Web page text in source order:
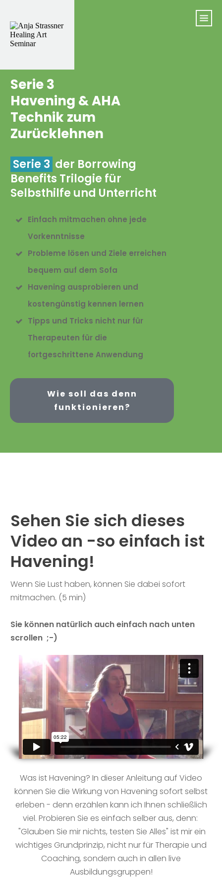
Serie 3
Havening & AHA
Technik zum
Zurücklehnen
Serie 3 der Borrowing
Benefits Trilogie für
Selbsthilfe und Unterricht
Einfach mitmachen ohne jede
Vorkenntnisse
Probleme lösen und Ziele erreichen
bequem auf dem Sofa
Havening ausprobieren und
kostengünstig kennen lernen
Tipps und Tricks nicht nur für
Therapeuten für die
fortgeschrittene Anwendung
Wie soll das denn
funktionieren?
Sehen Sie sich dieses
Video an -so einfach ist
Havening!
Wenn Sie Lust haben, können Sie dabei sofort
mitmachen. (5 min)
Sie können natürlich auch einfach nach unten
scrollen ;-)
Was ist Havening? In dieser Anleitung auf Video
können Sie die Wirkung von Havening sofort selbst
erleben - denn erzählen kann ich Ihnen schließlich
viel. Probieren Sie es einfach selber aus, denn:
"Glauben Sie mir nichts, testen Sie Alles" ist mir ein
wichtiges Grundprinzip, nicht nur für Therapie und
Coaching, sondern auch in allen live
Ausbildungsgruppen!